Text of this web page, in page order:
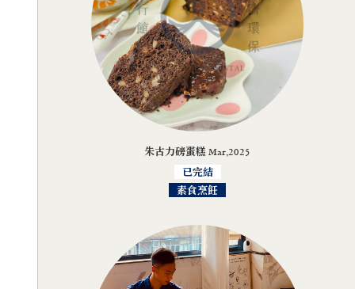
朱古力磅蛋糕 Mar,2025
已完結
素食烹飪